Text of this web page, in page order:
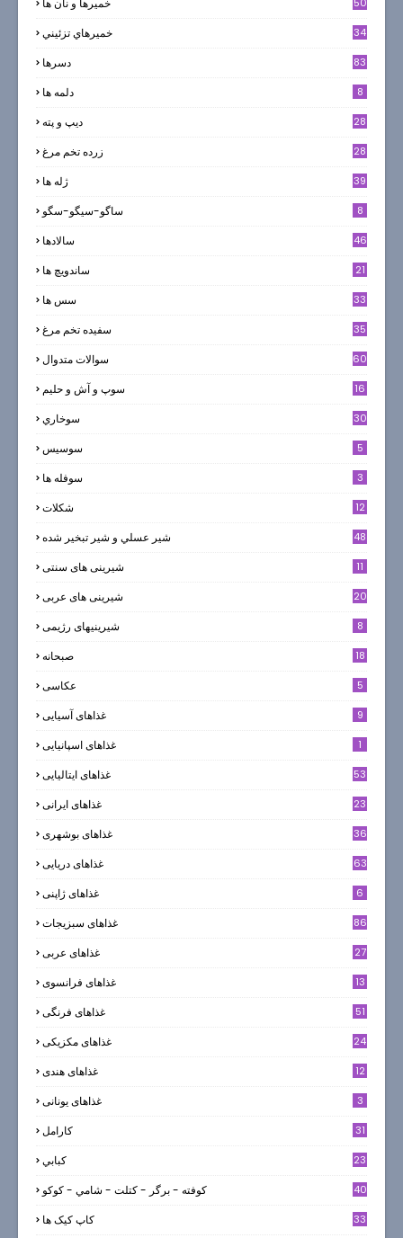
خميرها و نان ها
خميرهاي تزئيني 34
دسرها 83
دلمه ها 8
ديپ و پته 28
زرده تخم مرغ 28
ژله ها 39
ساگو-سیگو-سگو 8
سالادها 46
ساندویچ ها 21
سس ها 33
سفيده تخم مرغ 35
سوالات متدوال 60
سوپ و آش و حليم 16
سوخاري 30
سوسيس 5
سوفله ها 3
شکلات
12
شير عسلي و شير تبخير شده 48
شیرینی های سنتی 11
شیرینی های عربی 20
شیرینیهای رژیمی 8
صبحانه 18
عکاسی 5
غذاهای آسیایی 9
غذاهای اسپانیایی 1
غذاهای ایتالیایی 53
غذاهای ایرانی 23
غذاهای بوشهری 36
غذاهای دریایی 63
غذاهای ژاپنی 6
غذاهای سبزیجات 86
غذاهای عربی 27
غذاهای فرانسوی 13
غذاهای فرنگی 51
غذاهای مکزیکی 24
غذاهای هندی 12
غذاهای یونانی 3
كارامل 31
كبابي 23
كوفته - برگر - كتلت - شامي - كوكو 40
کاپ کیک ها 33